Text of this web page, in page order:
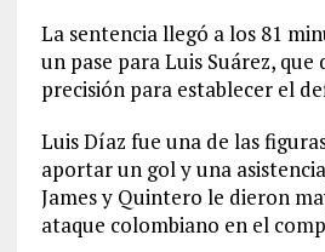
La sentencia llegó a los 81
un pase para Luis Suárez, que
precisión para establecer el
Luis Díaz fue una de las
aportar un gol y una
James y Quintero le dieron
ataque colombiano en el